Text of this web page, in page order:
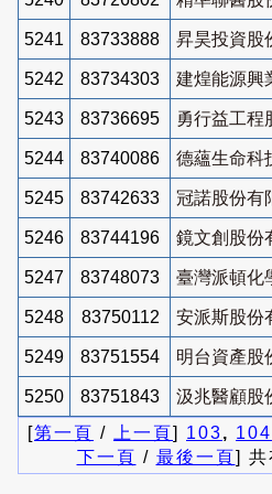
5241 83733888 昇昊投資股
5242 83734303 建煌能源興
5243 83736695 勇行益工程
5244 83740086 德蘊生命科
5245 83742633 冠諾股份有
5246 83744196 鏡文創股份
5247 83748073 臺灣派頓化
5248 83750112 安派斯股份
5249 83751554 明台資產股
5250 83751843
汲兆醫顧股
[第一頁 / 上一頁] 103, 104
下一頁 / 最後一頁] 共